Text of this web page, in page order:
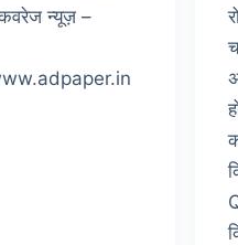
न्यूज़ –